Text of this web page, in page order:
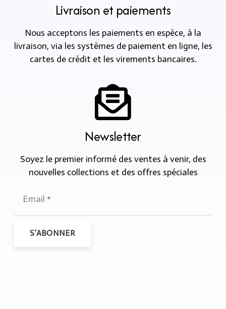
Livraison et paiements
Nous acceptons les paiements en espèce, à la
livraison, via les systèmes de paiement en ligne, les
cartes de crédit et les virements bancaires.
Newsletter
Soyez le premier informé des ventes à venir, des
nouvelles collections et des offres spéciales
S’ABONNER